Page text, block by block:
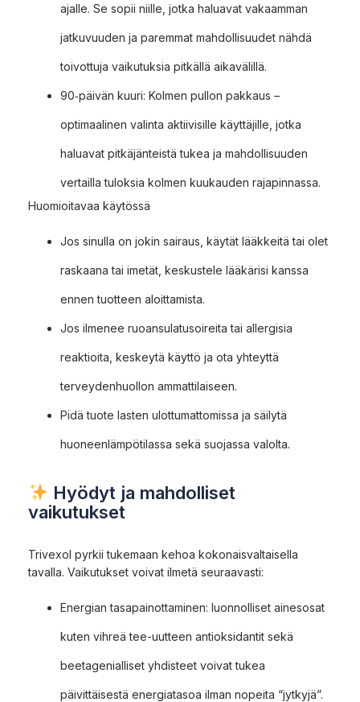
ajalle. Se sopii niille, jotka haluavat vakaamman
jatkuvuuden ja paremmat mahdollisuudet nähdä
toivottuja vaikutuksia pitkällä aikavälillä.
90‑päivän kuuri: Kolmen pullon pakkaus –
optimaalinen valinta aktiivisille käyttäjille, jotka
haluavat pitkäjänteistä tukea ja mahdollisuuden
vertailla tuloksia kolmen kuukauden rajapinnassa.
Huomioitavaa käytössä
Jos sinulla on jokin sairaus, käytät lääkkeitä tai olet
raskaana tai imetät, keskustele lääkärisi kanssa
ennen tuotteen aloittamista.
Jos ilmenee ruoansulatusoireita tai allergisia
reaktioita, keskeytä käyttö ja ota yhteyttä
terveydenhuollon ammattilaiseen.
Pidä tuote lasten ulottumattomissa ja säilytä
huoneenlämpötilassa sekä suojassa valolta.
Hyödyt ja mahdolliset
vaikutukset
Trivexol pyrkii tukemaan kehoa kokonaisvaltaisella
tavalla. Vaikutukset voivat ilmetä seuraavasti:
Energian tasapainottaminen: luonnolliset ainesosat
kuten vihreä tee-uutteen antioksidantit sekä
beetagenialliset yhdisteet voivat tukea
päivittäisestä energiatasoa ilman nopeita “jytkyjä”.